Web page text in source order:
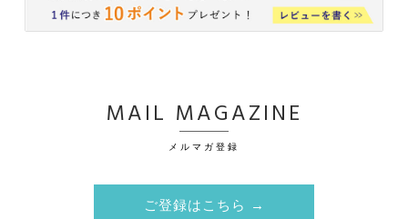
MAIL MAGAZINE
メルマガ登録
ご登録はこちら →